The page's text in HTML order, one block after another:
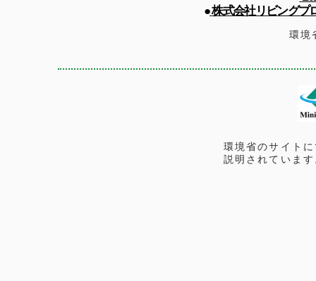
●株式会社リビングプ
環境
環境省のサイト
説明されていま